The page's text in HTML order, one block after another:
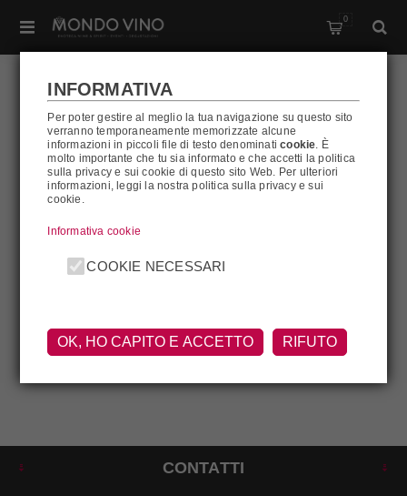
0
CHATEAU PICHON-
LONGUEVILLE
CONTATTI
INFORMATIVA
Per poter gestire al meglio la tua navigazione su questo sito
verranno temporaneamente memorizzate alcune
informazioni in piccoli file di testo denominaticookie. È
molto importante che tu sia informato e che accetti la politica
sulla privacy e sui cookie di questo sito Web. Per ulteriori
informazioni, leggi la nostra politica sulla privacy e sui
cookie.
Informativa cookie
COOKIE NECESSARI
OK, HO CAPITO E ACCETTO RIFUTO